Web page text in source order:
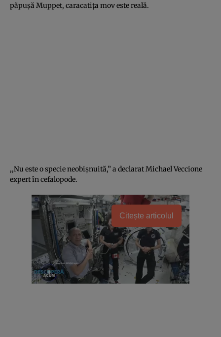
păpuşă Muppet, caracatiţa mov este reală.
,,Nu este o specie neobişnuită,” a declarat Michael Veccione
expert în cefalopode.
Citește articolul